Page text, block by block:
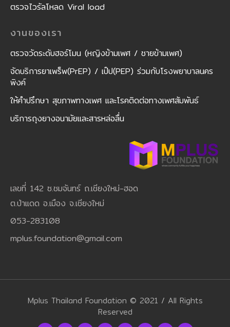
ตรวจไวรัลโหลด Viral load
งานของเรา
ตรวจวัดระดับฮอร์โมน (หญิงข้ามเพศ / ชายข้ามเพศ)
จัดบริการยาเพร็พ(PrEP) / เป๊ป(PEP) ร่วมกับโรงพยาบาลนคร
พิงค์
ให้คำปรึกษา สุขภาพทางเพศ และโรคติดต่อทางเพศสัมพันธ์
บริการถุงยางอนามัยและสารหล่อลื่น
เลขที่ 142 ซ.ชมจันทร์ ถ.เชียงใหม่-ฮอด
ต.ป่าแดด อ.เมือง จ.เชียงใหม่
053-283108
mplus.foundation@gmail.com
Mplus Thailand Foundation © 2021 / All Rights
Reserved